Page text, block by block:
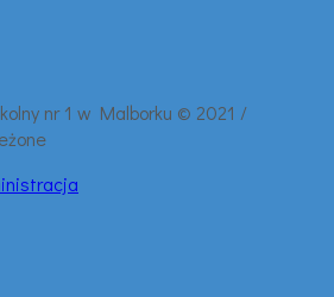
nr 1 w Malborku © 2021 /